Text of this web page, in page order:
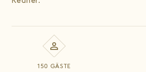
150 GÄSTE